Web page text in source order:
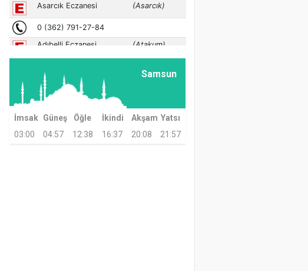
Samsun
İmsak Güneş Öğle İkindi Akşam Yatsı
03:00
04:57 12:38 16:37 20:08 21:57